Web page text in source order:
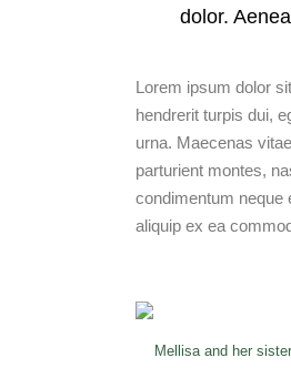
dolor.
Lorem ipsum dolor
hendrerit turpis dui,
urna. Maecenas
parturient montes,
condimentum neque
aliquip ex ea
Mellisa and her